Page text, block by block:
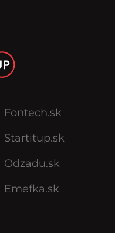
Fontech.sk
Startitup.sk
Odzadu.sk
Emefka.sk